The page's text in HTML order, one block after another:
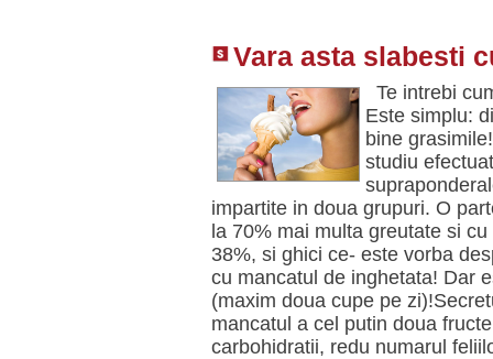
Vara asta slabesti
Te intrebi
Este simplu:
bine
studiu
impartite in doua grupuri. O
la 70% mai multa greutate si
38%, si ghici ce- este vorba
cu mancatul de inghetata! Dar
(maxim doua cupe pe
mancatul a cel putin doua
carbohidratii, redu numarul